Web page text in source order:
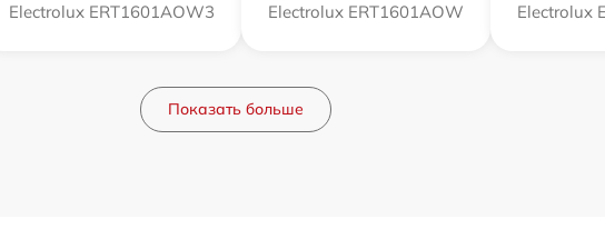
Electrolux ERT1601AOW3 Electrolux ERT1601AOW Electrolux
Показать больше